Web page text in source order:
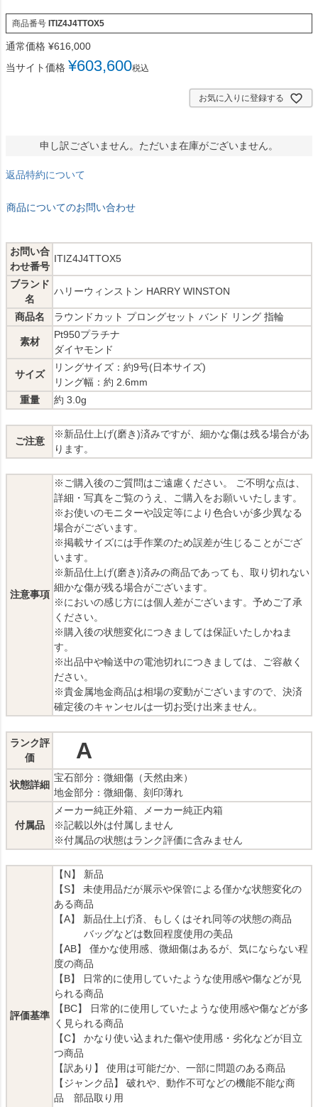
商品番号 ITIZ4J4TTOX5
通常価格 ¥616,000
当サイト価格 ¥603,600税込
お気に入りに登録する
申し訳ございません。ただいま在庫がございません。
返品特約について
商品についてのお問い合わせ
お問い合
わせ番号
ITIZ4J4TTOX5
ブランド
名
ハリーウィンストン HARRY WINSTON
商品名 ラウンドカット プロングセット バンド リング 指輪
素材
Pt950プラチナ
ダイヤモンド
サイズ
リングサイズ：約9号(日本サイズ)
リング幅：約 2.6mm
重量
約 3.0g
ご注意
※新品仕上げ(磨き)済みですが、細かな傷は残る場合があ
ります。
注意事項
※ご購入後のご質問はご遠慮ください。 ご不明な点は、
詳細・写真をご覧のうえ、ご購入をお願いいたします。
※お使いのモニターや設定等により色合いが多少異なる
場合がございます。
※掲載サイズには手作業のため誤差が生じることがござ
います。
※新品仕上げ(磨き)済みの商品であっても、取り切れない
細かな傷が残る場合がございます。
※においの感じ方には個人差がございます。予めご了承
ください。
※購入後の状態変化につきましては保証いたしかねま
す。
※出品中や輸送中の電池切れにつきましては、ご容赦く
ださい。
※貴金属地金商品は相場の変動がございますので、決済
確定後のキャンセルは一切お受け出来ません。
ランク評
価
A
状態詳細
宝石部分：微細傷（天然由来）
地金部分：微細傷、刻印薄れ
付属品
メーカー純正外箱、メーカー純正内箱
※記載以外は付属しません
※付属品の状態はランク評価に含みません
評価基準
【N】 新品
【S】 未使用品だが展示や保管による僅かな状態変化の
ある商品
【A】 新品仕上げ済、もしくはそれ同等の状態の商品
バッグなどは数回程度使用の美品
【AB】 僅かな使用感、微細傷はあるが、気にならない程
度の商品
【B】 日常的に使用していたような使用感や傷などが見
られる商品
【BC】 日常的に使用していたような使用感や傷などが多
く見られる商品
【C】 かなり使い込まれた傷や使用感・劣化などが目立
つ商品
【訳あり】 使用は可能だか、一部に問題のある商品
【ジャンク品】 破れや、動作不可などの機能不能な商
品 部品取り用